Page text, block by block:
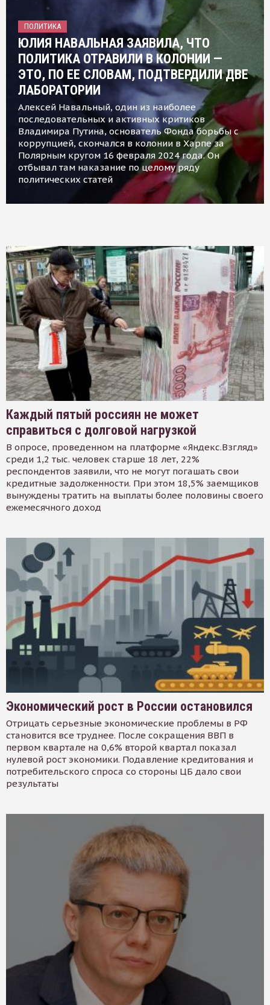
ПОЛИТИКА
ЮЛИЯ НАВАЛЬНАЯ ЗАЯВИЛА, ЧТО
ПОЛИТИКА ОТРАВИЛИ В КОЛОНИИ —
ЭТО, ПО ЕЕ СЛОВАМ, ПОДТВЕРДИЛИ ДВЕ
ЛАБОРАТОРИИ
Алексей Навальный, один из наиболее
последовательных и активных критиков
Владимира Путина, основатель Фонда борьбы с
коррупцией, скончался в колонии в Харпе за
Полярным кругом 16 февраля 2024 года. Он
отбывал там наказание по целому ряду
политических статей
Каждый пятый россиян не может
справиться с долговой нагрузкой
В опросе, проведенном на платформе «Яндекс.Взгляд»
среди 1,2 тыс. человек старше 18 лет, 22%
респондентов заявили, что не могут погашать свои
кредитные задолженности. При этом 18,5% заемщиков
вынуждены тратить на выплаты более половины своего
ежемесячного доход
Экономический рост в России остановился
Отрицать серьезные экономические проблемы в РФ
становится все труднее. После сокращения ВВП в
первом квартале на 0,6% второй квартал показал
нулевой рост экономики. Подавление кредитования и
потребительского спроса со стороны ЦБ дало свои
результаты